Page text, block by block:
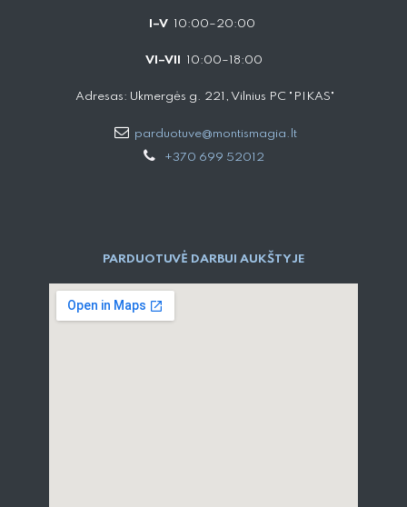
I–V 10:00–20:00
VI–VII 10:00–18:00
Adresas: Ukmergės g. 221, Vilnius PC "PIKAS"
parduotuve@montismagia.lt
+370 699 52012
PARDUOTUVĖ DARBUI AUKŠTYJE